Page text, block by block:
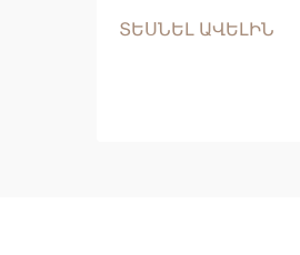
կայունության
ՏԵՍՆԵԼ ԱՎԵԼԻՆ